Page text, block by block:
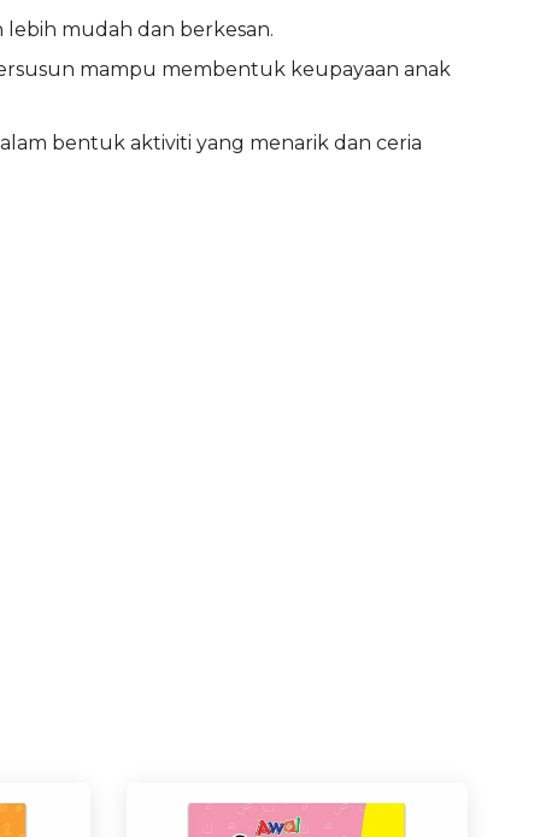
mudah dan berkesan.
mampu membentuk keupayaan anak
bentuk aktiviti yang menarik dan ceria